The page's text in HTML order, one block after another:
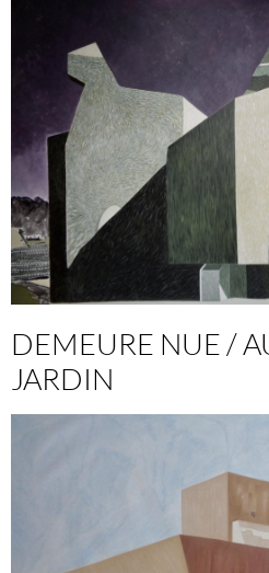
DEMEURE NUE /
JARDIN